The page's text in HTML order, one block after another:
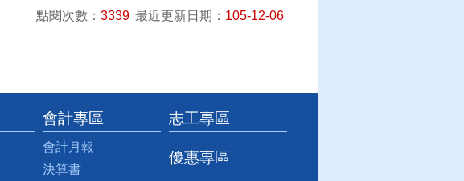
點閱次數：3339 最近更新日期： 105-12-06
會計專區
會計月報
決算書
志工專區
優惠專區